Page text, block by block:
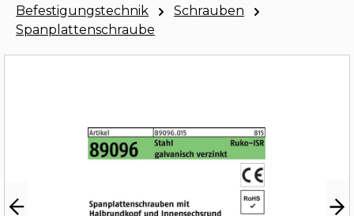
Befestigungstechnik
Schrauben
Spanplattenschraube